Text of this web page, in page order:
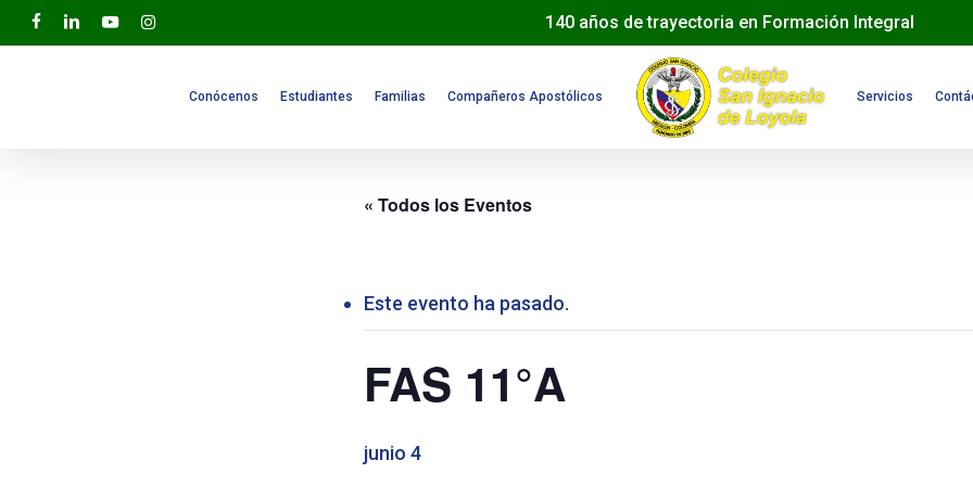
Skipfacebooklinkedinyoutubeinstagram 140 años de trayectoria en Formación Integral
Conócenos Estudiantes Familias Compañeros Apostólicos Servicios
« Todos los Eventos
Este evento ha pasado.
FAS 11°A
junio 4